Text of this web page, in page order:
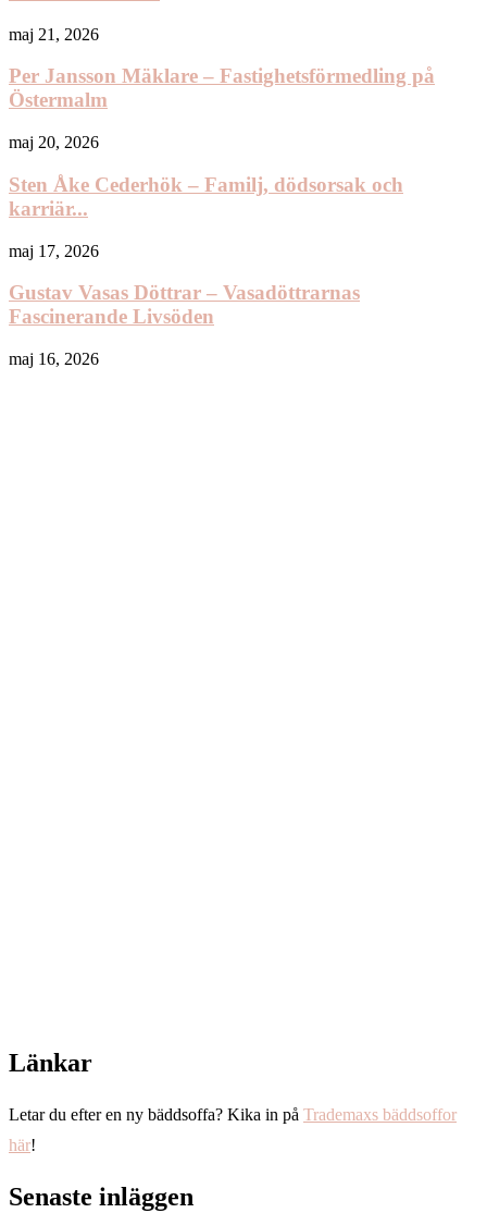
maj 21, 2026
Per Jansson Mäklare – Fastighetsförmedling på
Östermalm
maj 20, 2026
Sten Åke Cederhök – Familj, dödsorsak och
karriär...
maj 17, 2026
Gustav Vasas Döttrar – Vasadöttrarnas
Fascinerande Livsöden
maj 16, 2026
Länkar
Letar du efter en ny bäddsoffa? Kika in på Trademaxs bäddsoffor
här!
Senaste inläggen